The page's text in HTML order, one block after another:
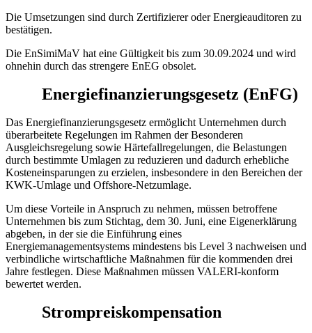
Die Umsetzungen sind durch Zertifizierer oder Energieauditoren zu
bestätigen.
Die EnSimiMaV hat eine Gültigkeit bis zum 30.09.2024 und wird
ohnehin durch das strengere EnEG obsolet.
Energiefinanzierungsgesetz (EnFG)
Das Energiefinanzierungsgesetz ermöglicht Unternehmen durch
überarbeitete Regelungen im Rahmen der Besonderen
Ausgleichsregelung sowie Härtefallregelungen, die Belastungen
durch bestimmte Umlagen zu reduzieren und dadurch erhebliche
Kosteneinsparungen zu erzielen, insbesondere in den Bereichen der
KWK-Umlage und Offshore-Netzumlage.
Um diese Vorteile in Anspruch zu nehmen, müssen betroffene
Unternehmen bis zum Stichtag, dem 30. Juni, eine Eigenerklärung
abgeben, in der sie die Einführung eines
Energiemanagementsystems mindestens bis Level 3 nachweisen und
verbindliche wirtschaftliche Maßnahmen für die kommenden drei
Jahre festlegen. Diese Maßnahmen müssen VALERI-konform
bewertet werden.
Strompreiskompensation